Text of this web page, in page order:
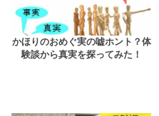
かほりのおめぐ実の嘘ホント？体
験談から真実を探ってみた！